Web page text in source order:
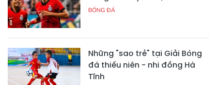
BÓNG ĐÁ
Những "sao trẻ" tại Giải Bóng
đá thiếu niên - nhi đồng Hà
Tĩnh